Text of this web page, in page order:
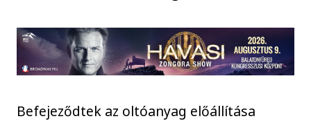
Befejeződtek az oltóanyag előállítása